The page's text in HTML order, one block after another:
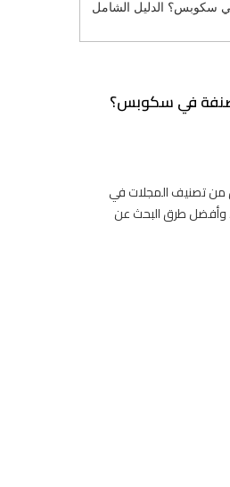
في سكوبس؟
من تصنيف المجلات في
وأفضل طرق البحث عن